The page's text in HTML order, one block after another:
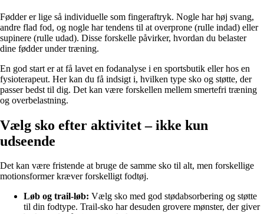
Fødder er lige så individuelle som fingeraftryk. Nogle har høj svang,
andre flad fod, og nogle har tendens til at overprone (rulle indad) eller
supinere (rulle udad). Disse forskelle påvirker, hvordan du belaster
dine fødder under træning.
En god start er at få lavet en fodanalyse i en sportsbutik eller hos en
fysioterapeut. Her kan du få indsigt i, hvilken type sko og støtte, der
passer bedst til dig. Det kan være forskellen mellem smertefri træning
og overbelastning.
Vælg sko efter aktivitet – ikke kun
udseende
Det kan være fristende at bruge de samme sko til alt, men forskellige
motionsformer kræver forskelligt fodtøj.
Løb og trail-løb: Vælg sko med god stødabsorbering og støtte
til din fodtype. Trail-sko har desuden grovere mønster, der giver